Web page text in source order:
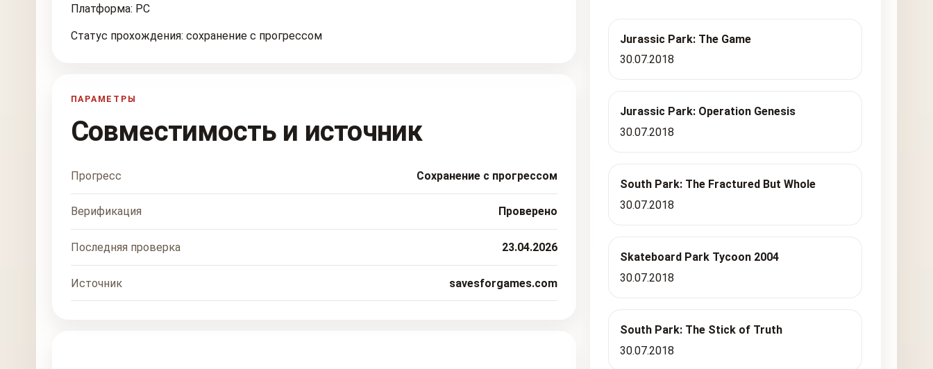
Платформа: PC
Статус прохождения: сохранение с прогрессом
ПАРАМЕТРЫ
Совместимость и источник
Прогресс Сохранение с прогрессом
Верификация Проверено
Последняя проверка 23.04.2026
Источник savesforgames.com
Jurassic Park: The Game
30.07.2018
Jurassic Park: Operation Genesis
30.07.2018
South Park: The Fractured But Whole
30.07.2018
Skateboard Park Tycoon 2004
30.07.2018
South Park: The Stick of Truth
30.07.2018